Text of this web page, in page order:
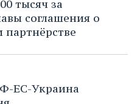
тысяч за
соглашения о
ЕС-Украина